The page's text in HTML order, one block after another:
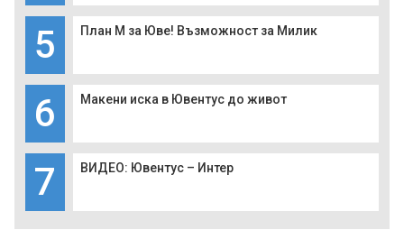
5 План М за Юве! Възможност за Милик
6 Макени иска в Ювентус до живот
7 ВИДЕО: Ювентус – Интер